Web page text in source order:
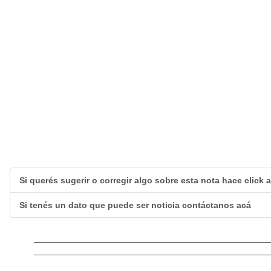
Si querés sugerir o corregir algo sobre esta nota hace click
Si tenés un dato que puede ser noticia contáctanos acá